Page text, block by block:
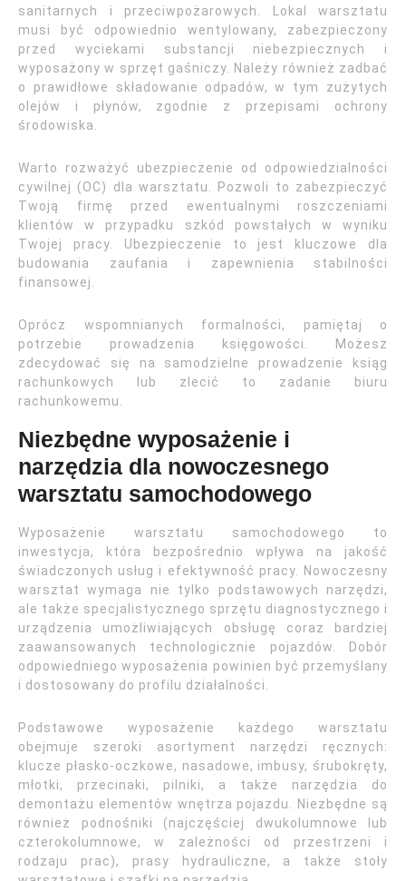
sanitarnych i przeciwpożarowych. Lokal warsztatu
musi być odpowiednio wentylowany, zabezpieczony
przed wyciekami substancji niebezpiecznych i
wyposażony w sprzęt gaśniczy. Należy również zadbać
o prawidłowe składowanie odpadów, w tym zużytych
olejów i płynów, zgodnie z przepisami ochrony
środowiska.
Warto rozważyć ubezpieczenie od odpowiedzialności
cywilnej (OC) dla warsztatu. Pozwoli to zabezpieczyć
Twoją firmę przed ewentualnymi roszczeniami
klientów w przypadku szkód powstałych w wyniku
Twojej pracy. Ubezpieczenie to jest kluczowe dla
budowania zaufania i zapewnienia stabilności
finansowej.
Oprócz wspomnianych formalności, pamiętaj o
potrzebie prowadzenia księgowości. Możesz
zdecydować się na samodzielne prowadzenie ksiąg
rachunkowych lub zlecić to zadanie biuru
rachunkowemu.
Niezbędne wyposażenie i
narzędzia dla nowoczesnego
warsztatu samochodowego
Wyposażenie warsztatu samochodowego to
inwestycja, która bezpośrednio wpływa na jakość
świadczonych usług i efektywność pracy. Nowoczesny
warsztat wymaga nie tylko podstawowych narzędzi,
ale także specjalistycznego sprzętu diagnostycznego i
urządzenia umożliwiających obsługę coraz bardziej
zaawansowanych technologicznie pojazdów. Dobór
odpowiedniego wyposażenia powinien być przemyślany
i dostosowany do profilu działalności.
Podstawowe wyposażenie każdego warsztatu
obejmuje szeroki asortyment narzędzi ręcznych:
klucze płasko-oczkowe, nasadowe, imbusy, śrubokręty,
młotki, przecinaki, pilniki, a także narzędzia do
demontażu elementów wnętrza pojazdu. Niezbędne są
również podnośniki (najczęściej dwukolumnowe lub
czterokolumnowe, w zależności od przestrzeni i
rodzaju prac), prasy hydrauliczne, a także stoły